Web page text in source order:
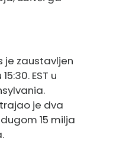
je zaustavljen
EST u
je dva
15 milja